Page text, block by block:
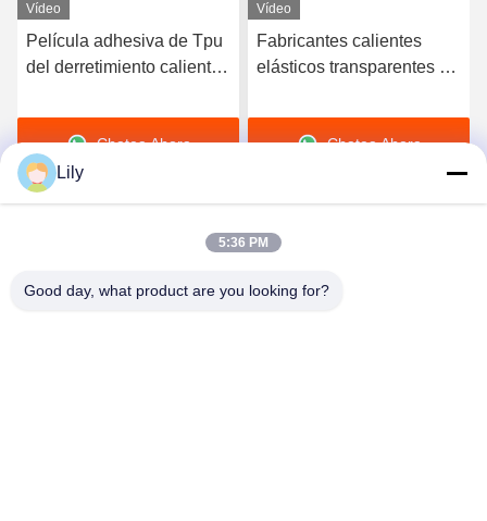
Vídeo
Película adhesiva de Tpu
del derretimiento caliente
3415 Tpu Polyutethane
para la telaChatea Ahora
Vídeo
Fabricantes calientes
elásticos transparentes de
derretimiento del
poliuretano TPU
Chatea Ahora
Shenzhen Tunsing Plastic Products Co., Ltd.
Lily
5:36 PM
Good day, what product are you looking for?